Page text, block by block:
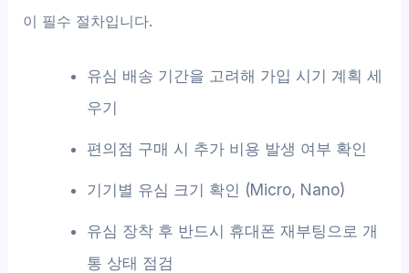
이 필수 절차입니다.
유심 배송 기간을 고려해 가입 시기 계획 세
우기
편의점 구매 시 추가 비용 발생 여부 확인
기기별 유심 크기 확인 (Micro, Nano)
유심 장착 후 반드시 휴대폰 재부팅으로 개
통 상태 점검